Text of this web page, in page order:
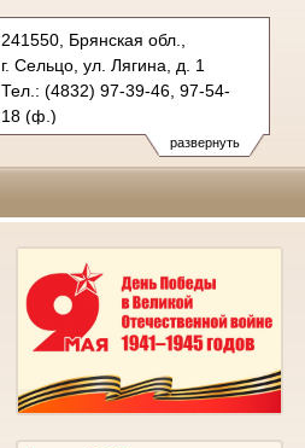
развернуть
241550, Брянская обл.,
г. Сельцо, ул. Лягина, д. 1
Тел.: (4832) 97-39-46, 97-54-
18 (ф.)
selcovsky.brj@sudrf.ru